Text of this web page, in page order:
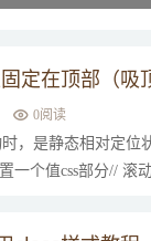
定在顶部（吸
0阅读
，是静态相对定位
一个值css部分// 滚